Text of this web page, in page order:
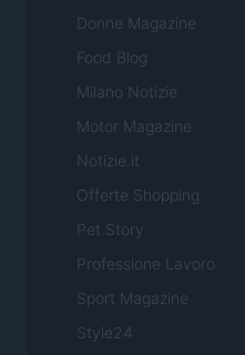
Donne Magazine
Food Blog
Milano Notizie
Motor Magazine
Notizie.it
Offerte Shopping
Pet Story
Professione Lavoro
Sport Magazine
Style24